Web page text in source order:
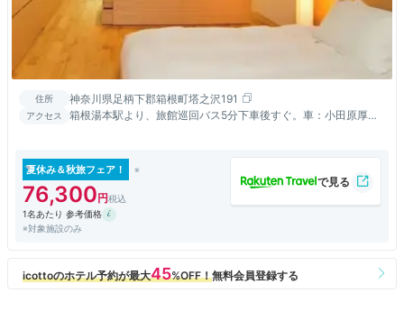
住所 神奈川県足柄下郡箱根町塔之沢191
アクセス
箱根湯本駅より、旅館巡回バス5分下車後すぐ。車：小田原厚木
夏休み＆秋旅フェア！
76,300
1名あたり 参考価格
※対象施設のみ